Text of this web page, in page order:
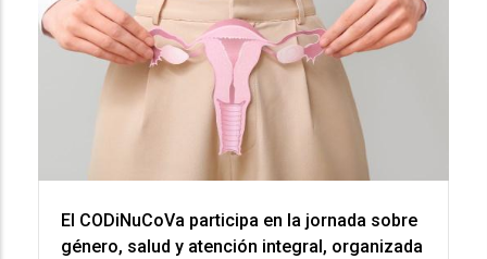
El CODiNuCoVa participa en la jornada sobre
género, salud y atención integral, organizada